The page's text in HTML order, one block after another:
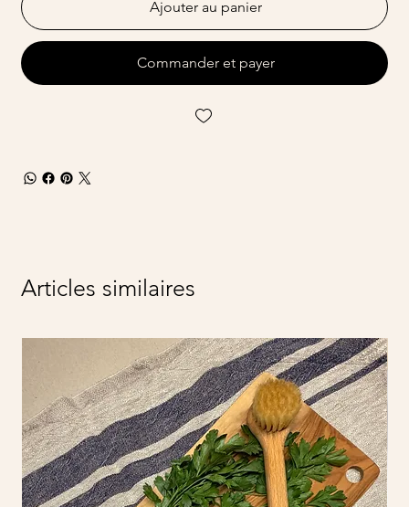
Ajouter au panier
Commander et payer
Articles similaires